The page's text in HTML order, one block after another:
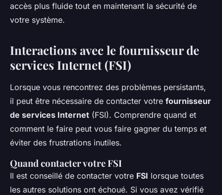
accès plus fluide tout en maintenant la sécurité de
votre système.
Interactions avec le fournisseur de
services Internet (FSI)
Lorsque vous rencontrez des problèmes persistants,
il peut être nécessaire de contacter votre fournisseur
de services Internet (FSI). Comprendre quand et
comment le faire peut vous faire gagner du temps et
éviter des frustrations inutiles.
Quand contacter votre FSI
Il est conseillé de contacter votre FSI lorsque toutes
les autres solutions ont échoué. Si vous avez vérifié